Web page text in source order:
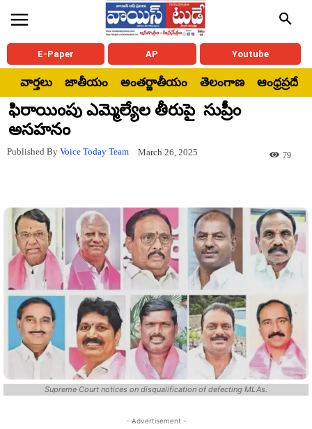
E-Paper AP Youtube
వార్తలు జాతీయం అంతర్జాతీయం తెలంగాణ ఆంధ్రప్రదేశ్
ఫిరాయింపు ఎమ్మెల్యేల తీరుపై సుప్రీం
అసహనం
Published By Voice Today Team March 26, 2025 79
Supreme Court notices on disqualification of defecting MLAs.
- Advertisement -